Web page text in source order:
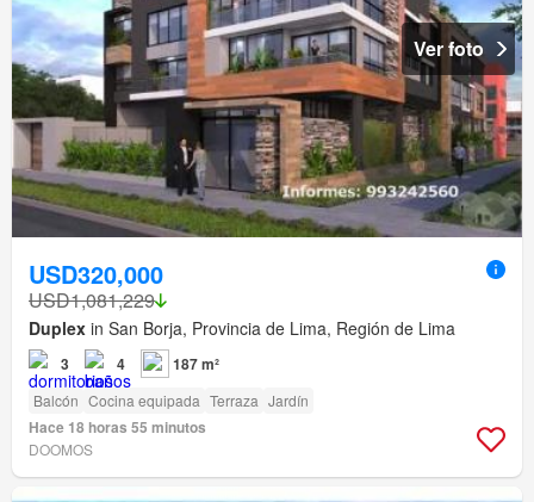
Ver foto
USD320,000
USD1,081,229
Duplex in San Borja, Provincia de Lima, Región de Lima
3 4 187 m²
Balcón Cocina equipada Terraza Jardín
Hace 18 horas 55 minutos
DOOMOS